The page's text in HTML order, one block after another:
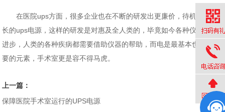
在医院ups方面，很多企业也在不断的研发出更廉价，待机时间更
长的ups电源，这样的研发是对惠及全人类的，毕竟如今各种仪器都在
进步，人类的各种疾病都需要借助仪器的帮助，而电是最基本也是最重
要的元素，手术室更是容不得马虎。
上一篇：
保障医院手术室运行的UPS电源